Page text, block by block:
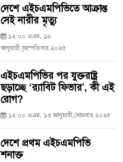
দেশে এইচএমপিভিতে আক্রান্ত
সেই নারীর মৃত্যু
১২:০০ এএম, ১৬
জানুয়ারী,বৃহস্পতিবার,২০২৫
এইচএমপিভির পর যুক্তরাষ্ট্র
ছড়াচ্ছে ‘র‌্যাবিট ফিভার’, কী এই
রোগ?
১২:০০ এএম, ১৩ জানুয়ারী,সোমবার,২০২৫
দেশে প্রথম এইচএমপিভি
শনাক্ত